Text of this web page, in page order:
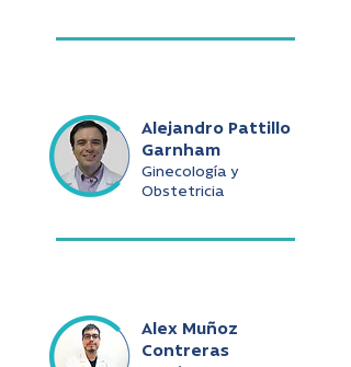
Alejandro Pattillo
Garnham
Ginecología y
Obstetricia
Alex Muñoz
Contreras